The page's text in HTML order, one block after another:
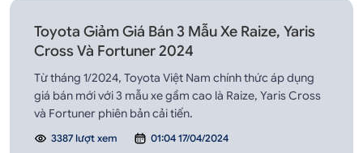
Toyota Giảm Giá Bán 3 Mẫu Xe Raize, Yaris
Cross Và Fortuner 2024
Từ tháng 1/2024, Toyota Việt Nam chính thức áp dụng
giá bán mới với 3 mẫu xe gầm cao là Raize, Yaris Cross
và Fortuner phiên bản cải tiến.
3387 lượt xem 01:04 17/04/2024